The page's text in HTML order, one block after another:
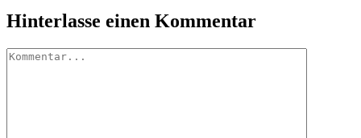
Hinterlasse einen Kommentar
Kommentar